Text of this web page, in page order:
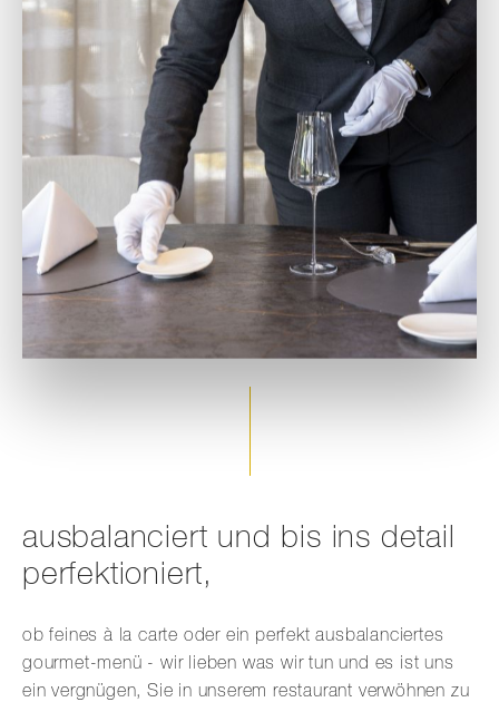
ausbalanciert und bis ins detail
perfektioniert,
ob feines à la carte oder ein perfekt ausbalanciertes
gourmet-menü - wir lieben was wir tun und es ist uns
ein vergnügen, Sie in unserem restaurant verwöhnen zu